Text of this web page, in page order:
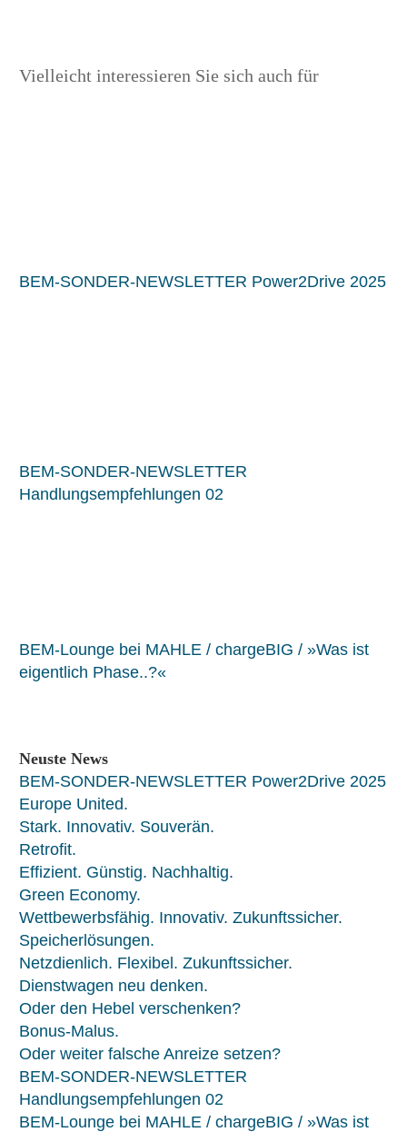
Vielleicht interessieren Sie sich auch für
BEM-SONDER-NEWSLETTER Power2Drive 2025
BEM-SONDER-NEWSLETTER
Handlungsempfehlungen 02
BEM-Lounge bei MAHLE / chargeBIG / »Was ist
eigentlich Phase..?«
Neuste News
BEM-SONDER-NEWSLETTER Power2Drive 2025
Europe United.
Stark. Innovativ. Souverän.
Retrofit.
Effizient. Günstig. Nachhaltig.
Green Economy.
Wettbewerbsfähig. Innovativ. Zukunftssicher.
Speicherlösungen.
Netzdienlich. Flexibel. Zukunftssicher.
Dienstwagen neu denken.
Oder den Hebel verschenken?
Bonus-Malus.
Oder weiter falsche Anreize setzen?
BEM-SONDER-NEWSLETTER
Handlungsempfehlungen 02
BEM-Lounge bei MAHLE / chargeBIG / »Was ist